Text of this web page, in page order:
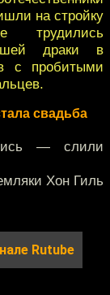
на стройку
трудились
драки в
с пробитыми
свадьба
— слили
Хон Гиль
Rutube